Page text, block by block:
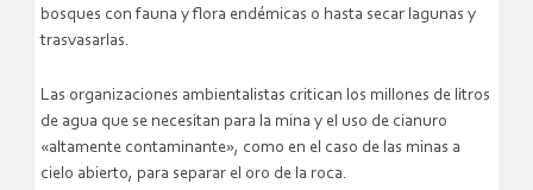
bosques con fauna y flora endémicas o hasta secar lagunas y
trasvasarlas.
Las organizaciones ambientalistas critican los millones de litros
de agua que se necesitan para la mina y el uso de cianuro
«altamente contaminante», como en el caso de las minas a
cielo abierto, para separar el oro de la roca.